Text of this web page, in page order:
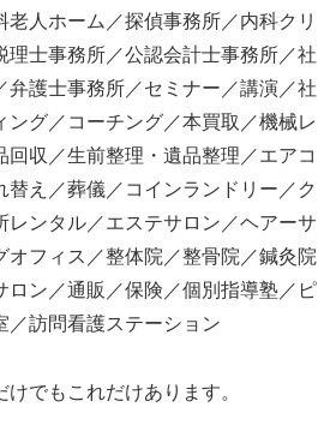
老人ホーム／探偵事務所／内科クリ
理士事務所／公認会計士事務所／社
弁護士事務所／セミナー／講演／社
ング／コーチング／本買取／機械レ
回収／生前整理・遺品整理／エアコ
替え／葬儀／コインランドリー／ク
レンタル／エステサロン／ヘアーサ
オフィス／整体院／整骨院／鍼灸院
ロン／通販／保険／個別指導塾／ピ
／訪問看護ステーション
でもこれだけあります。